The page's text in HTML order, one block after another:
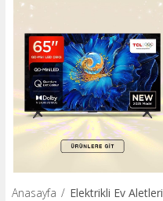
Anasayfa / Elektrikli Ev Aletleri